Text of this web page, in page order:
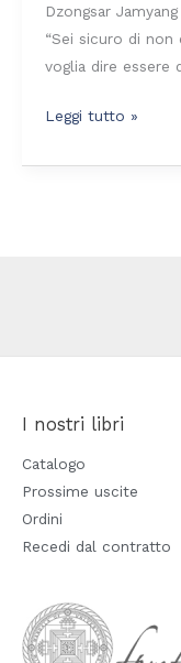
Dzongsar
“Sei sicuro di non
voglia dire essere
Leggi tutto »
I nostri libri
Catalogo
Prossime uscite
Ordini
Recedi dal contratto